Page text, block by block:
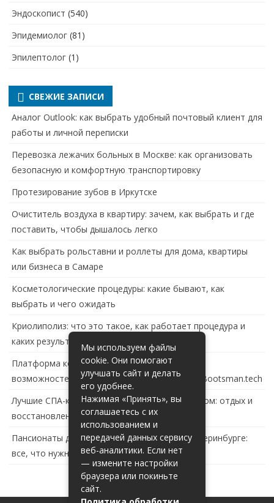
Эндоскопист (540)
Эпидемиолог (81)
Эпилептолог (1)
СВЕЖИЕ ЗАПИСИ
Аналог Outlook: как выбрать удобный почтовый клиент для
работы и личной переписки
Перевозка лежачих больных в Москве: как организовать
безопасную и комфортную транспортировку
Протезирование зубов в Иркутске
Очиститель воздуха в квартиру: зачем, как выбрать и где
поставить, чтобы дышалось легко
Как выбрать рольставни и роллеты для дома, квартиры
или бизнеса в Самаре
Косметологические процедуры: какие бывают, как
выбрать и чего ожидать
Криолиполиз: что это такое, как работает процедура и
каких результатов ждать
Платформа контейнеризации в России: обзор
возможностей и перспектив развития сайта Bootsman.tech
Лучшие СПА-комплексы в Тольятти с бассейном: отдых и
восстановление за городом
Пансионаты для пожилых с деменцией в Екатеринбурге:
все, что нужно знать
Мы используем файлы
cookie. Они помогают
улучшать сайт и делать
его удобнее.
Нажимая «Принять», вы
соглашаетесь с их
использованием и
передачей данных сервису
веб-аналитики. Если нет
— измените настройки
браузера или покиньте
сайт.